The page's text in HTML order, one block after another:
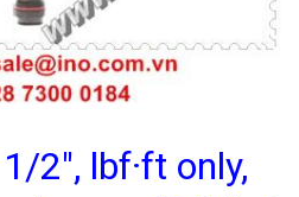
2″, lbf·ft only,